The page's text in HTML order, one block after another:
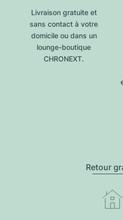
Livraison gratuite et
sans contact à votre
domicile ou dans un
lounge-boutique
CHRONEXT.
Retour